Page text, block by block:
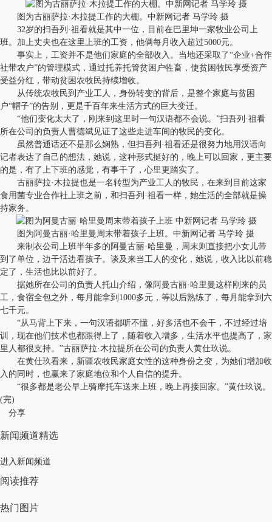
图为古丽萨拉·木拉提工作的大棚。中新网记者 马学玲 摄
32岁的扫吾列·祖看就是其中一位，目前在巴里坤一家牧业公司上
班。加上丈夫也在这里上班的工资，他俩每月收入超过5000元。
事实上，工资并不是他们家庭的全部收入。当地还采取了“企业+合作
社带农户”的管理模式，通过托养托管贫困户牲畜，使贫困牧民享受资产
受益分红，带动贫困农牧民持续增收。
从传统农牧民到产业工人，身份转变的背后，是整个家庭与贫困
户“帽子”的告别，更是千百年来生活方式的巨大变迁。
“他们变化太大了，刚来到这里时一句汉语都不会说。”扫吾列·祖看
所在公司的负责人曹德斌见证了这些走进车间的牧民的变化。
虽然普通话还不是那么娴熟，但扫吾列·祖看还是很努力地用汉语向
记者表达了自己的想法，她说，这种形式挺好的，晚上可以回家，更主要
的是，有了上下班的感觉，有事干了，心里更踏实了。
古丽萨拉·木拉提也是一名转型为产业工人的牧民，在来到目前这家
食用菌专业合作社上班之前，和扫吾列·祖看一样，她生活的全部就是操
持家务。
图为阿曼古丽·哈里曼周末带着孩子上班。中新网记者 马学玲 摄
来制衣公司上班半年多的阿曼古丽·哈里曼，周末则直接把小女儿带
到了单位，边干活边看孩子。谈及来当工人的变化，她说，收入比以前稳
定了，生活也比以前好了。
据她所在公司的负责人托山介绍，像阿曼古丽·哈里曼这样刚来的员
工，食宿全包之外，每月能拿到1000多元，等以后熟练了，每月能拿到六
七千元。
“从马背上下来，一句汉语都听不懂，好多活也不会干，不过经过培
训，现在他们技术也都跟得上了，随着收入增多，生活水平也提高了，家
里人都很支持。”古丽萨拉·木拉提所在公司的负责人黄仕玖说。
在黄仕玖看来，新疆农牧民家庭女性的这种身份之变，为她们增加收
入的同时，也赢来了家庭地位和个人自信的提升。
“很多都是老公早上骑摩托车送来上班，晚上再接回家。”黄仕玖说。
(完)
分享
新闻频道精选
进入新闻频道
阅读推荐
热门图片